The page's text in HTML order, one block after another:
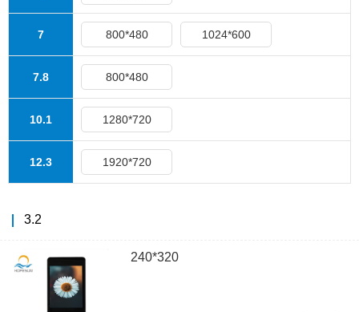
7 800*480 1024*600
7.8 800*480
10.1 1280*720
12.3 1920*720
3.2
240*320